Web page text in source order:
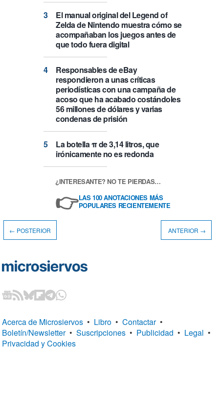
El manual original del Legend of
Zelda de Nintendo muestra cómo se
acompañaban los juegos antes de
que todo fuera digital
Responsables de eBay
respondieron a unas críticas
periodísticas con una campaña de
acoso que ha acabado costándoles
56 millones de dólares y varias
condenas de prisión
La botella π de 3,14 litros, que
irónicamente no es redonda
¿INTERESANTE? NO TE PIERDAS…
👉LAS 100 ANOTACIONES MÁS
POPULARES RECIENTEMENTE
← POSTERIOR ANTERIOR →
Acerca de Microsiervos • Libro • Contactar •
Boletín/Newsletter • Suscripciones • Publicidad • Legal •
Privacidad y Cookies